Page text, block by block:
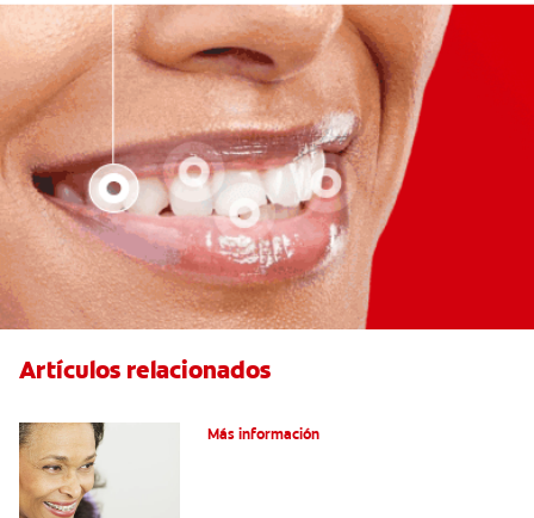
Artículos relacionados
Más información